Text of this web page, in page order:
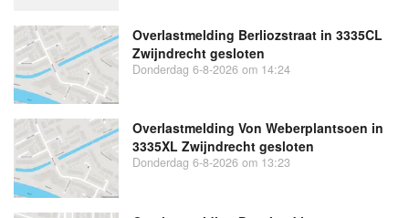
Overlastmelding Berliozstraat in 3335CL
Zwijndrecht gesloten
Donderdag 6-8-2026 om 14:24
Overlastmelding Von Weberplantsoen in
3335XL Zwijndrecht gesloten
Donderdag 6-8-2026 om 13:23